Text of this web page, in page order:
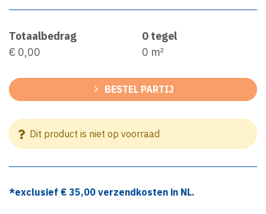
Totaalbedrag
€ 0,00
0 tegel
0 m²
BESTEL PARTIJ
Dit product is niet op voorraad
*exclusief € 35,00 verzendkosten in NL.